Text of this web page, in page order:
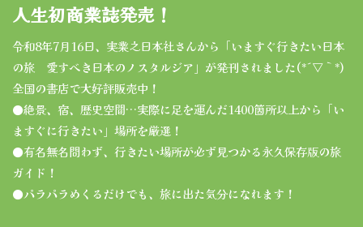
人生初商業誌発売！
令和8年7月16日、実業之日本社さんから「いますぐ行きたい日本
の旅 愛すべき日本のノスタルジア」が発刊されました(*´▽｀*)
全国の書店で大好評販売中！
●絶景、宿、歴史空間…実際に足を運んだ1400箇所以上から「い
ますぐに行きたい」場所を厳選！
●有名無名問わず、行きたい場所が必ず見つかる永久保存版の旅
ガイド！
●パラパラめくるだけでも、旅に出た気分になれます！